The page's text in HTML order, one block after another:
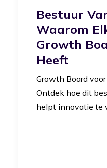
Bestuur
Waarom
Growth
Heeft
Growth Board
Ontdek hoe dit
helpt innovatie te